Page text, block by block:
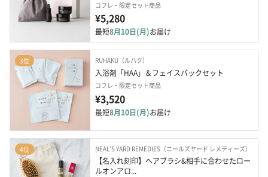
コフレ・限定セット商品
¥5,280
最短8月10日(月)お届け
3位 RUHAKU（ルハク）
入浴剤「HAA」＆フェイスパックセット
コフレ・限定セット商品
¥3,520
最短8月10日(月)お届け
4位 NEAL'S YARD REMEDIES（ニールズヤード レメディーズ）
【名入れ刻印】ヘアブラシ&相手に合わせたロー
ルオンアロ...